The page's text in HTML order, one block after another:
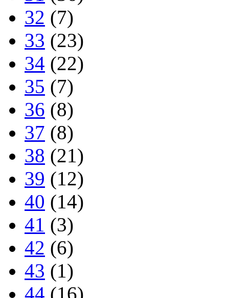
32 (7)
33 (23)
34 (22)
35 (7)
36 (8)
37 (8)
38 (21)
39 (12)
40 (14)
41 (3)
42 (6)
43 (1)
44 (16)